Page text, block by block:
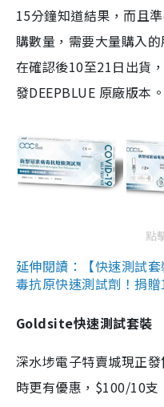
15分鐘知道結果，而且
購數量，需要大量購入
在確認後10至21日出貨
發DEEPBLUE 原廠版本。
點
延伸閱讀：【快速測試
毒抗原快速測試劑！捐
Goldsite快速測試套裝
深水埗電子特賣城現正
時更有優惠，$100/10支